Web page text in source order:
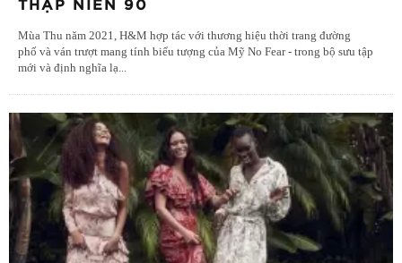
THẬP NIÊN 90
Mùa Thu năm 2021, H&M hợp tác với thương hiệu thời trang đường
phố và ván trượt mang tính biểu tượng của Mỹ No Fear - trong bộ sưu tập
mới và định nghĩa lạ